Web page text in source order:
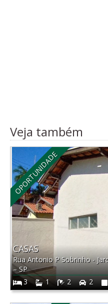
Veja também
OPORTUNIDADE
CASAS
Rua Antonio P Sobrinho -
–SP
3
1 2 2